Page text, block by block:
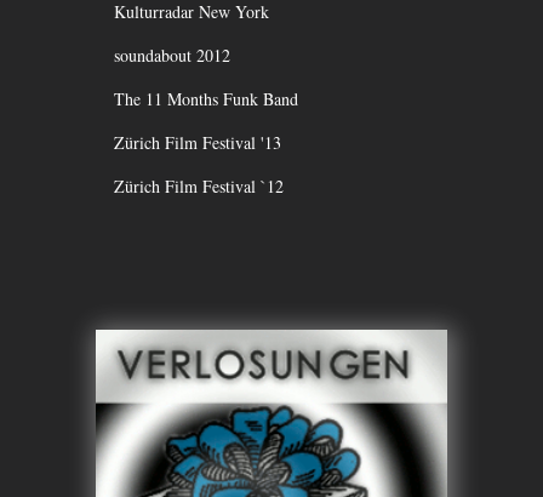
Kulturradar New York
soundabout 2012
The 11 Months Funk Band
Zürich Film Festival '13
Zürich Film Festival `12